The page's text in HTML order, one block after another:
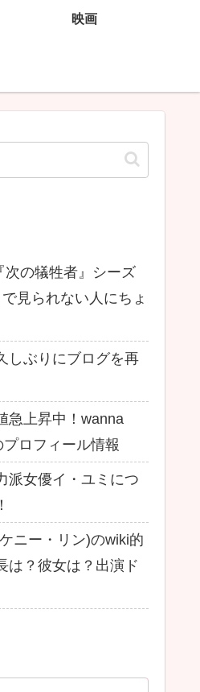
映画
次の犠牲者』シーズ
見られない人にちょ
しぶりにブログを再
急上昇中！wanna
ロフィール情報
派女優イ・ユミにつ
ニー・リン)のwiki的
？彼女は？出演ド